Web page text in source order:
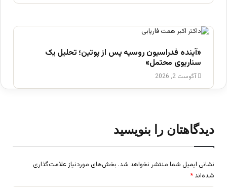
«آینده فدراسیون روسیه پس از پوتین؛ تحلیل یک
سناریوی محتمل»
آگوست 2, 2026
دیدگاهتان را بنویسید
نشانی ایمیل شما منتشر نخواهد شد. بخش‌های موردنیاز علامت‌گذاری
شده‌اند *